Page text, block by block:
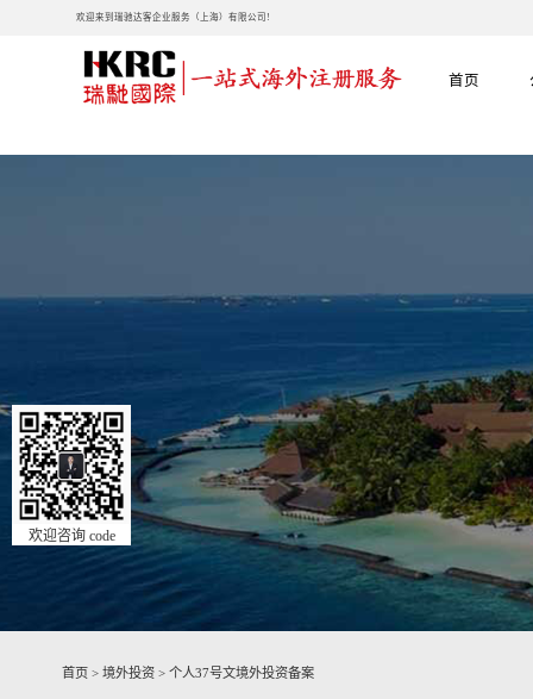
欢迎来到瑞驰达客企业服务（上海）有限公司!
首页
首页 > 境外投资 > 个人37号文境外投资备案
欢迎咨询 code